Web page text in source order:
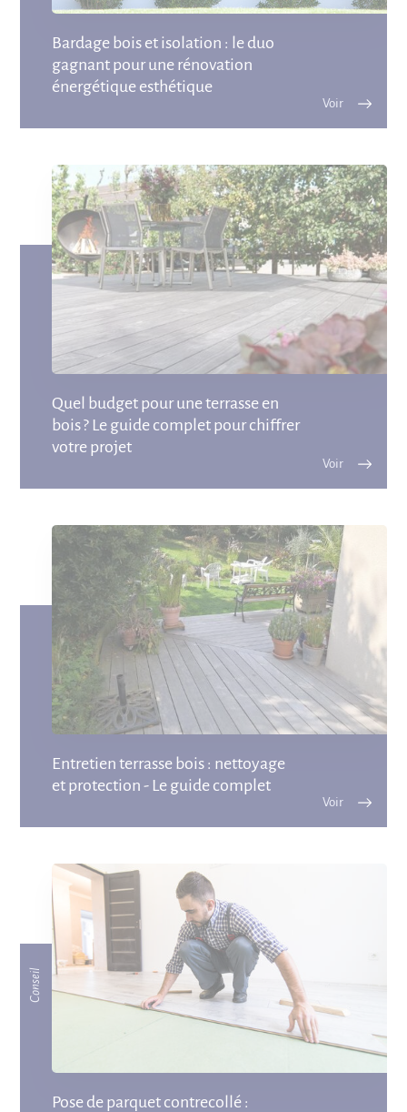
Bardage bois et isolation : le duo
gagnant pour une rénovation
énergétique esthétique
Quel budget pour une terrasse en
bois ? Le guide complet pour chiffrer
votre projet
Entretien terrasse bois : nettoyage
et protection - Le guide complet
Conseil
Pose de parquet contrecollé :